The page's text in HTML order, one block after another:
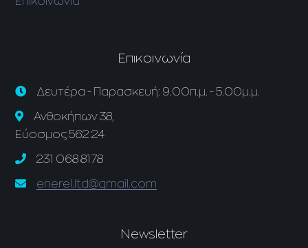
Επικοινωνία
Δευτέρα - Παρασκευή: 9.00π.μ. - 5.00μ.μ.
Ανθοκήπων 38,
Εύοσμος 562 24
231 068 8178
enerel.ltd@gmail.com
Newsletter